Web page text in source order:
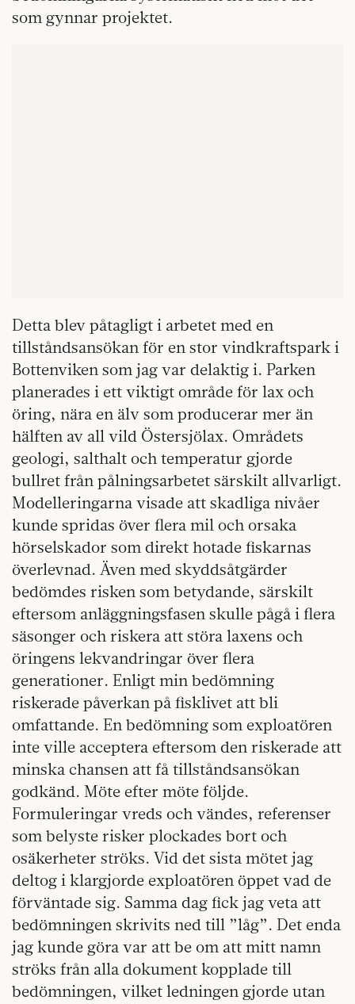
som gynnar projektet.
Detta blev påtagligt i arbetet med en
tillståndsansökan för en stor vindkraftspark i
Bottenviken som jag var delaktig i. Parken
planerades i ett viktigt område för lax och
öring, nära en älv som producerar mer än
hälften av all vild Östersjölax. Områdets
geologi, salthalt och temperatur gjorde
bullret från pålningsarbetet särskilt allvarligt.
Modelleringarna visade att skadliga nivåer
kunde spridas över flera mil och orsaka
hörselskador som direkt hotade fiskarnas
överlevnad. Även med skyddsåtgärder
bedömdes risken som betydande, särskilt
eftersom anläggningsfasen skulle pågå i flera
säsonger och riskera att störa laxens och
öringens lekvandringar över flera
generationer. Enligt min bedömning
riskerade påverkan på fisklivet att bli
omfattande. En bedömning som exploatören
inte ville acceptera eftersom den riskerade att
minska chansen att få tillståndsansökan
godkänd. Möte efter möte följde.
Formuleringar vreds och vändes, referenser
som belyste risker plockades bort och
osäkerheter ströks. Vid det sista mötet jag
deltog i klargjorde exploatören öppet vad de
förväntade sig. Samma dag fick jag veta att
bedömningen skrivits ned till ”låg”. Det enda
jag kunde göra var att be om att mitt namn
ströks från alla dokument kopplade till
bedömningen, vilket ledningen gjorde utan